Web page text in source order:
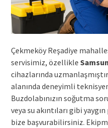
Çekmeköy Reşadiye
servisimiz, özellikle
cihazlarında
alanında deneyimli
Buzdolabınızın soğutma
veya su akıntıları gibi
bize başvurabilirsiniz.